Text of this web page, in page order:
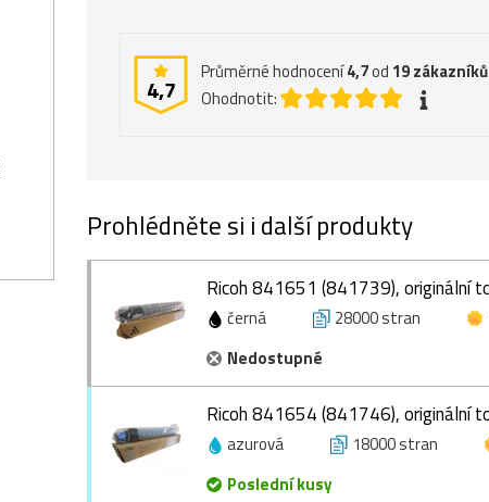
4,7
Průměrné hodnocení4,7od 19zákazníků
Ohodnotit:
Prohlédněte si i další produkty
Ricoh 841651 (841739), originální
černá 28000 stran
Nedostupné
Ricoh 841654 (841746), originální
azurová 18000 stran
Poslední kusy